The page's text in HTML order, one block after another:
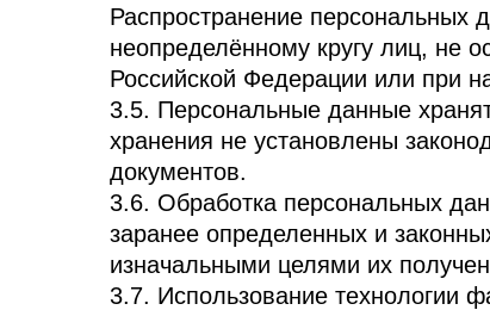
Распространение персональных
неопределённому кругу лиц, не
Российской Федерации или при
3.5. Персональные данные
хранения не установлены
документов.
3.6. Обработка персональных
заранее определенных и
изначальными целями их
3.7. Использование технологии